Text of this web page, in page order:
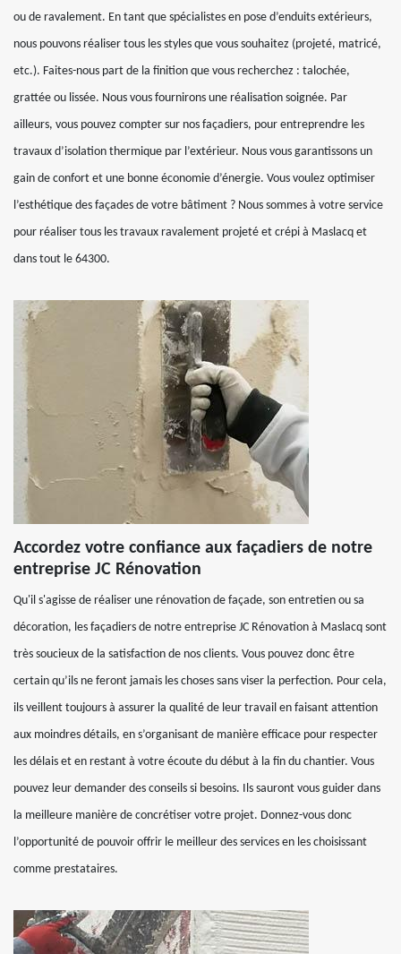
ou de ravalement. En tant que spécialistes en pose d’enduits extérieurs,
nous pouvons réaliser tous les styles que vous souhaitez (projeté, matricé,
etc.). Faites-nous part de la finition que vous recherchez : talochée,
grattée ou lissée. Nous vous fournirons une réalisation soignée. Par
ailleurs, vous pouvez compter sur nos façadiers, pour entreprendre les
travaux d’isolation thermique par l’extérieur. Nous vous garantissons un
gain de confort et une bonne économie d’énergie. Vous voulez optimiser
l’esthétique des façades de votre bâtiment ? Nous sommes à votre service
pour réaliser tous les travaux ravalement projeté et crépi à Maslacq et
dans tout le 64300.
Accordez votre confiance aux façadiers de notre
entreprise JC Rénovation
Qu'il s'agisse de réaliser une rénovation de façade, son entretien ou sa
décoration, les façadiers de notre entreprise JC Rénovation à Maslacq sont
très soucieux de la satisfaction de nos clients. Vous pouvez donc être
certain qu’ils ne feront jamais les choses sans viser la perfection. Pour cela,
ils veillent toujours à assurer la qualité de leur travail en faisant attention
aux moindres détails, en s’organisant de manière efficace pour respecter
les délais et en restant à votre écoute du début à la fin du chantier. Vous
pouvez leur demander des conseils si besoins. Ils sauront vous guider dans
la meilleure manière de concrétiser votre projet. Donnez-vous donc
l’opportunité de pouvoir offrir le meilleur des services en les choisissant
comme prestataires.